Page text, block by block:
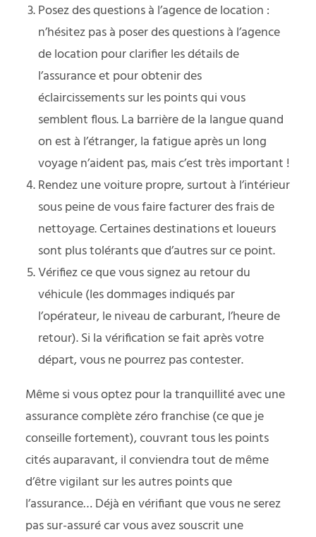
Posez des questions à l’agence de location :
n’hésitez pas à poser des questions à l’agence
de location pour clarifier les détails de
l’assurance et pour obtenir des
éclaircissements sur les points qui vous
semblent flous. La barrière de la langue quand
on est à l’étranger, la fatigue après un long
voyage n’aident pas, mais c’est très important !
Rendez une voiture propre, surtout à l’intérieur
sous peine de vous faire facturer des frais de
nettoyage. Certaines destinations et loueurs
sont plus tolérants que d’autres sur ce point.
Vérifiez ce que vous signez au retour du
véhicule (les dommages indiqués par
l’opérateur, le niveau de carburant, l’heure de
retour). Si la vérification se fait après votre
départ, vous ne pourrez pas contester.
Même si vous optez pour la tranquillité avec une
assurance complète zéro franchise (ce que je
conseille fortement), couvrant tous les points
cités auparavant, il conviendra tout de même
d’être vigilant sur les autres points que
l’assurance… Déjà en vérifiant que vous ne serez
pas sur-assuré car vous avez souscrit une